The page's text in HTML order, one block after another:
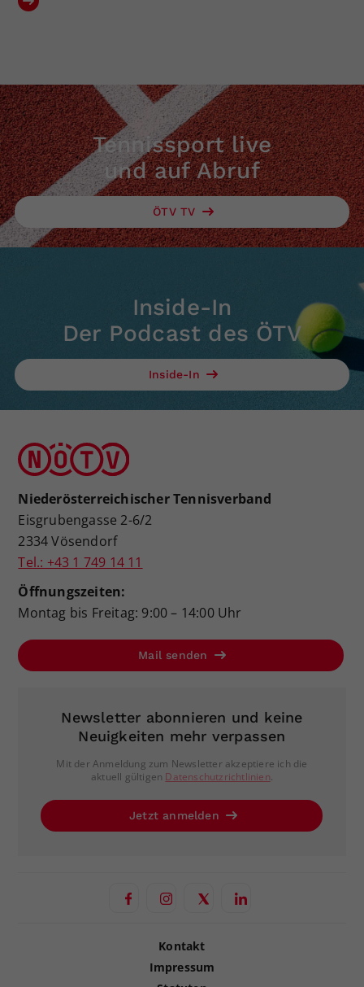
Tennissport live
und auf Abruf
ÖTV TV
Inside-In
Der Podcast des ÖTV
Inside-In
Niederösterreichischer Tennisverband
Eisgrubengasse 2-6/2
2334 Vösendorf
Tel.: +43 1 749 14 11
Öffnungszeiten:
Montag bis Freitag: 9:00 – 14:00 Uhr
Mail senden
Newsletter abonnieren und keine
Neuigkeiten mehr verpassen
Mit der Anmeldung zum Newsletter akzeptiere ich die
aktuell gültigen Datenschutzrichtlinien.
Jetzt anmelden
Kontakt
Impressum